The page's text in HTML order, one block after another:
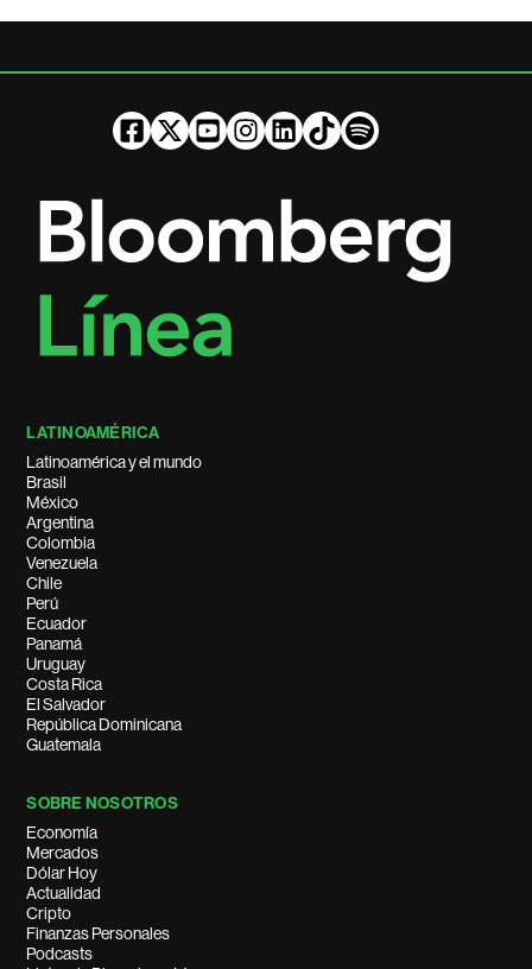
LATINOAMÉRICA
Latinoamérica y el mundo
Brasil
México
Argentina
Colombia
Venezuela
Chile
Perú
Ecuador
Panamá
Uruguay
Costa Rica
El Salvador
República Dominicana
Guatemala
SOBRE NOSOTROS
Economía
Mercados
Dólar Hoy
Actualidad
Cripto
Finanzas Personales
Podcasts